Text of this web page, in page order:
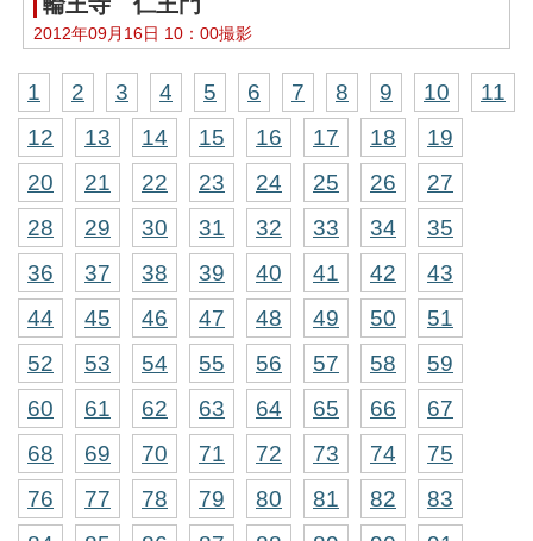
2012年09月16日 10：00撮影
1 2 3 4 5 6 7 8 9 10
11
12
13 14 15 16 17 18
19
20
21 22 23 24 25 26
27
28
29 30 31 32 33 34
35
36
37 38 39 40 41 42
43
44
45 46 47 48 49 50
51
52
53 54 55 56 57 58
59
60
61 62 63 64 65 66
67
68
69 70 71 72 73 74
75
76
77 78 79 80 81 82
83